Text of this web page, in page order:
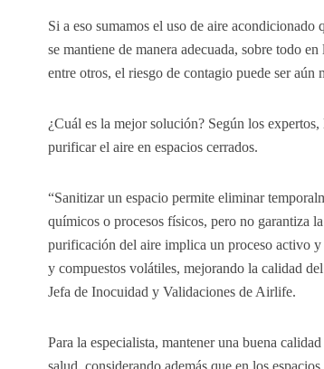
Si a eso sumamos el uso de aire
se mantiene de manera adecuada, sobre todo
entre otros, el riesgo de contagio puede ser aún
¿Cuál es la mejor solución? Según los
purificar el aire en espacios cerrados.
“Sanitizar un espacio permite eliminar
químicos o procesos físicos, pero no garantiza
purificación del aire implica un proceso activo y
y compuestos volátiles, mejorando la calidad
Jefa de Inocuidad y Validaciones de Airlife.
Para la especialista, mantener una buena